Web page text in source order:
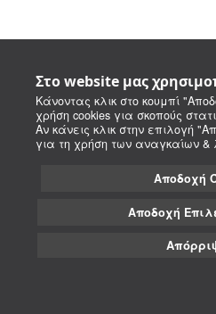
Στο website μας
Κάνοντας κλικ στο κουμπί
χρήση cookies για σκοπούς
Αν κάνεις κλικ στην επιλογή
για τη χρήση των αναγκαίων &
Αποδοχή
Αποδοχή